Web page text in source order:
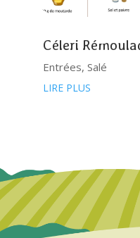
Céleri
Entrées,Salé
LIRE PLUS